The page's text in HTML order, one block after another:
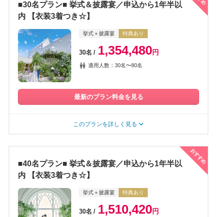
■30名プラン■ 挙式＆披露宴／申込から1年半以
内 【衣装3着つき☆】
挙式＋披露宴 特典あり
30名 1,354,480円
適用人数：30名〜80名
最新のプラン料金を見る
このプランを詳しく見る
おすすめ
■40名プラン■ 挙式＆披露宴／申込から1年半以
内 【衣装3着つき☆】
挙式＋披露宴 特典あり
30名 1,510,420円